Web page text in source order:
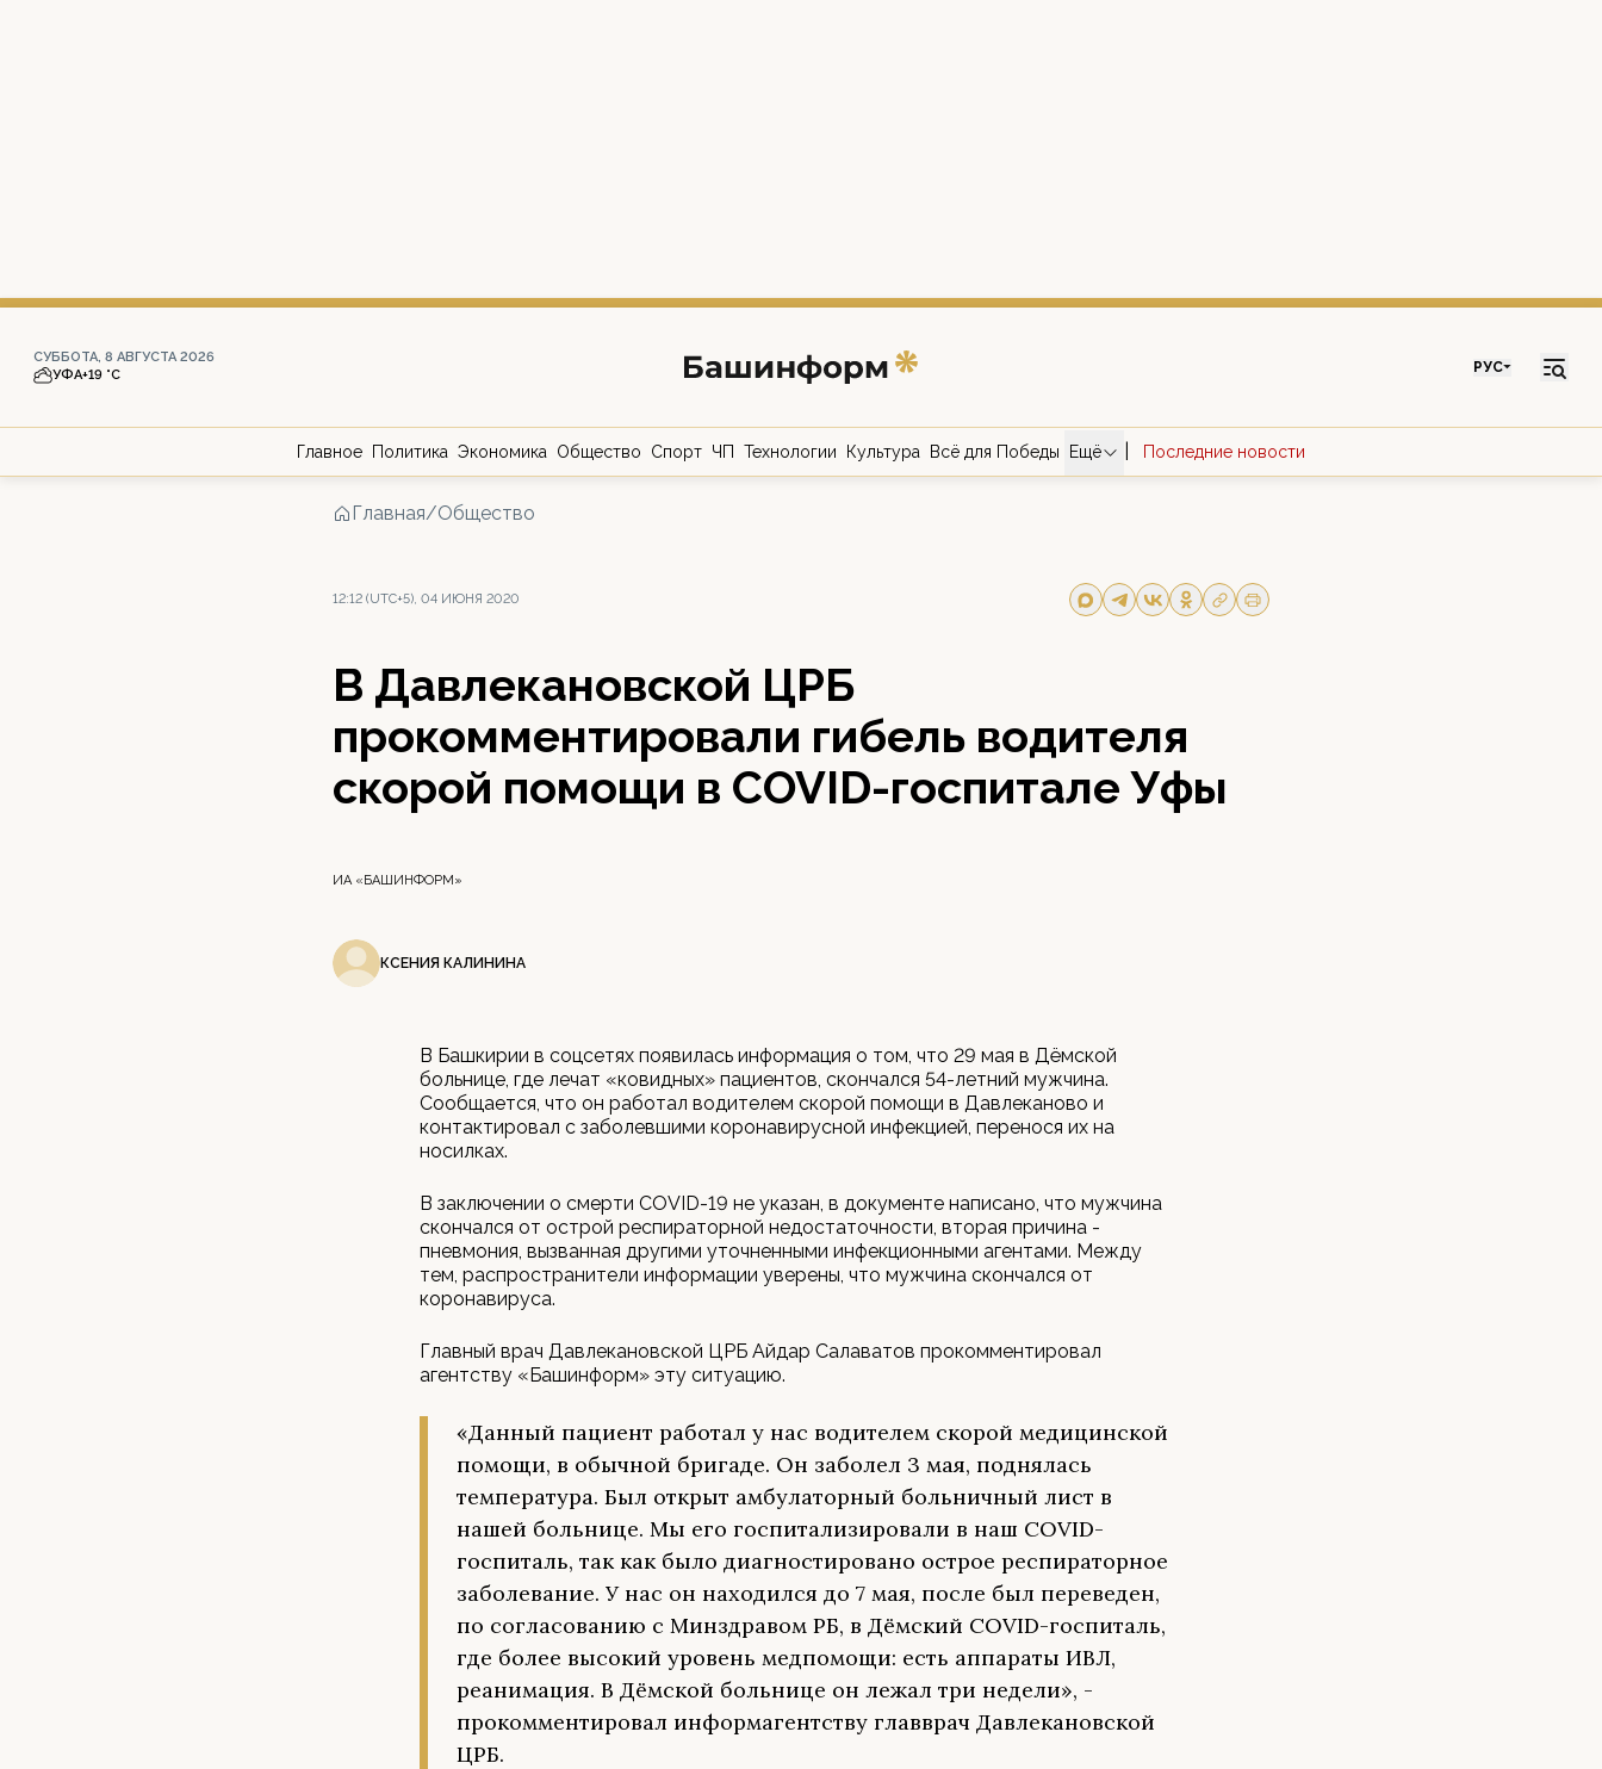
СУББОТА, 8 АВГУСТА 2026
УФА+19 °С РУС
Главное Политика Экономика Общество Спорт ЧП Технологии Культура Всё для Победы Ещё Последние новости
Главная/Общество
12:12 (UTC+5), 04 ИЮНЯ 2020
В Давлекановской ЦРБ
прокомментировали гибель водителя
скорой помощи в COVID-госпитале Уфы
ИА «БАШИНФОРМ»
КСЕНИЯ КАЛИНИНА
В Башкирии в соцсетях появилась информация о том, что 29 мая в Дёмской
больнице, где лечат «ковидных» пациентов, скончался 54-летний мужчина.
Сообщается, что он работал водителем скорой помощи в Давлеканово и
контактировал с заболевшими коронавирусной инфекцией, перенося их на
носилках.
В заключении о смерти COVID-19 не указан, в документе написано, что мужчина
скончался от острой респираторной недостаточности, вторая причина -
пневмония, вызванная другими уточненными инфекционными агентами. Между
тем, распространители информации уверены, что мужчина скончался от
коронавируса.
Главный врач Давлекановской ЦРБ Айдар Салаватов прокомментировал
агентству «Башинформ» эту ситуацию.
«Данный пациент работал у нас водителем скорой медицинской
помощи, в обычной бригаде. Он заболел 3 мая, поднялась
температура. Был открыт амбулаторный больничный лист в
нашей больнице. Мы его госпитализировали в наш COVID-
госпиталь, так как было диагностировано острое респираторное
заболевание. У нас он находился до 7 мая, после был переведен,
по согласованию с Минздравом РБ, в Дёмский COVID-госпиталь,
где более высокий уровень медпомощи: есть аппараты ИВЛ,
реанимация. В Дёмской больнице он лежал три недели», -
прокомментировал информагентству главврач Давлекановской
ЦРБ.